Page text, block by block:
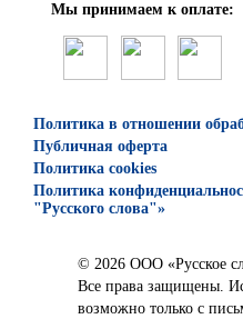
Мы принимаем к оплате:
Политика в отношении
Публичная оферта
Политика cookies
Политика
"Русского слова"»
© 2026 ООО «Русское
Все права защищены.
возможно только с